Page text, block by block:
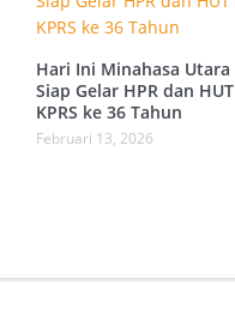
Hari Ini Minahasa Utara
Siap Gelar HPR dan HUT
KPRS ke 36 Tahun ‎
Februari 13, 2026